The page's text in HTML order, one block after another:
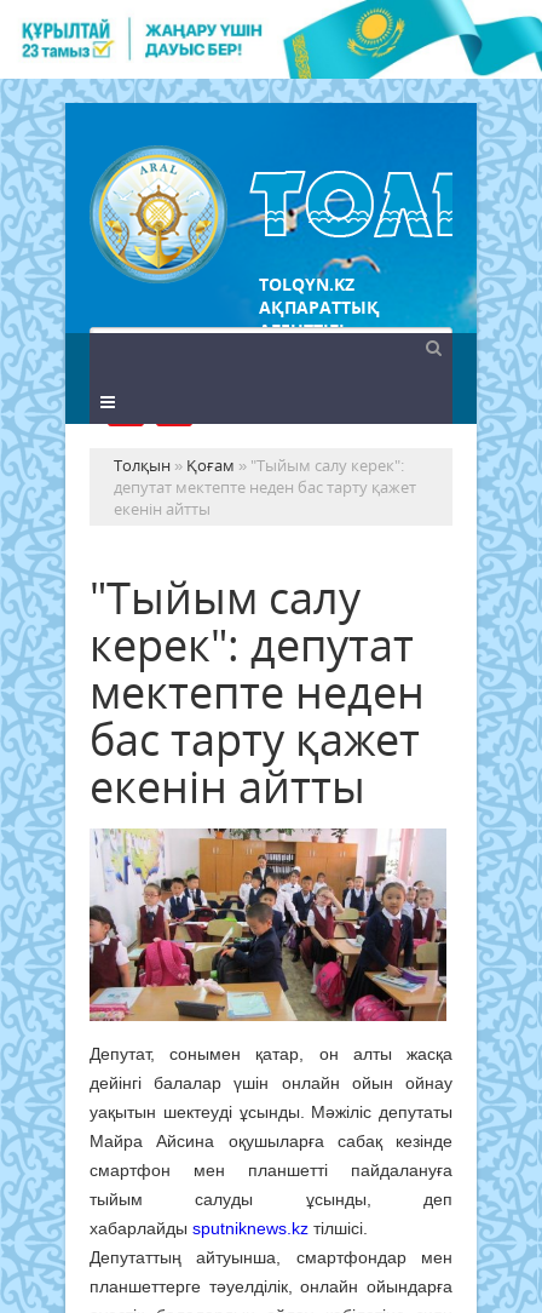
TOLQYN.KZ
АҚПАРАТТЫҚ
АГЕНТТІГІ
Толқын » Қоғам » "Тыйым салу керек":
депутат мектепте неден бас тарту қажет
екенін айтты
"Тыйым салу
керек": депутат
мектепте неден
бас тарту қажет
екенін айтты
Депутат, сонымен қатар, он алты жасқа
дейінгі балалар үшін онлайн ойын ойнау
уақытын шектеуді ұсынды. Мәжіліс депутаты
Майра Айсина оқушыларға сабақ кезінде
смартфон мен планшетті пайдалануға
тыйым салуды ұсынды, деп
хабарлайды sputniknews.kz тілшісі.
Депутаттың айтуынша, смартфондар мен
планшеттерге тәуелділік, онлайн ойындарға